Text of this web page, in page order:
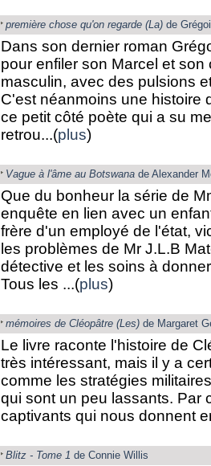
première chose qu'on regarde (La)de
Dans son dernier roman
pour enfiler son Marcel et
masculin, avec des pulsions
C'est néanmoins une histoire
ce petit côté poète qui a su
retrou...(plus)
Vague à l'âme au Botswanade Alexander
Que du bonheur la série de
enquête en lien avec un
frère d'un employé de l'état,
les problèmes de Mr J.L.B
détective et les soins à
Tous les ...(plus)
mémoires de Cléopâtre (Les)de Margaret
Le livre raconte l'histoire de
très intéressant, mais il y a
comme les stratégies
qui sont un peu lassants. Par
captivants qui nous donnent
Blitz - Tome 1 de Connie Willis